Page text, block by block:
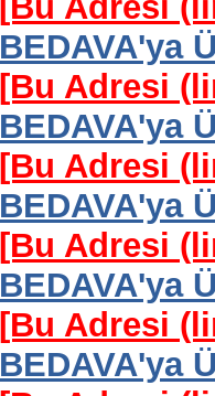
BEDAVA'ya
[Bu Adresi
BEDAVA'ya
[Bu Adresi
BEDAVA'ya
[Bu Adresi
BEDAVA'ya
[Bu Adresi
BEDAVA'ya